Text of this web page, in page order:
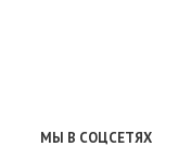
МЫ В СОЦСЕТЯХ